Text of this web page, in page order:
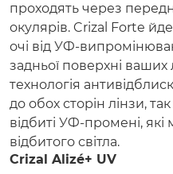
проходять через
окулярів. Crizal Forte
очі від УФ-
задньої поверхні ваших
технологія
до обох сторін лінзи,
відбиті УФ-промені,
відбитого світла.
Crizal Alizé+ UV